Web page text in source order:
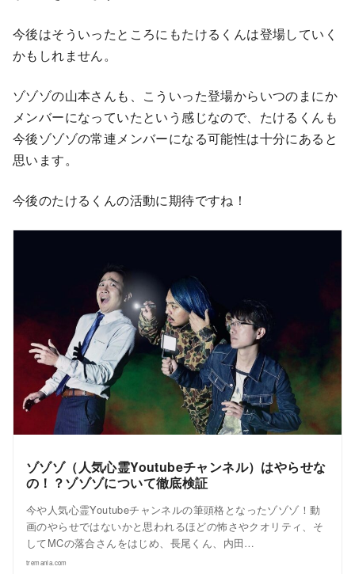
今後はそういったところにもたけるくんは登場していく
かもしれません。
ゾゾゾの山本さんも、こういった登場からいつのまにか
メンバーになっていたという感じなので、たけるくんも
今後ゾゾゾの常連メンバーになる可能性は十分にあると
思います。
今後のたけるくんの活動に期待ですね！
ゾゾゾ（人気心霊Youtubeチャンネル）はやらせな
の！？ゾゾゾについて徹底検証
今や人気心霊Youtubeチャンネルの筆頭格となったゾゾゾ！動
画のやらせではないかと思われるほどの怖さやクオリティ、そ
してMCの落合さんをはじめ、長尾くん、内田…
tremania.com